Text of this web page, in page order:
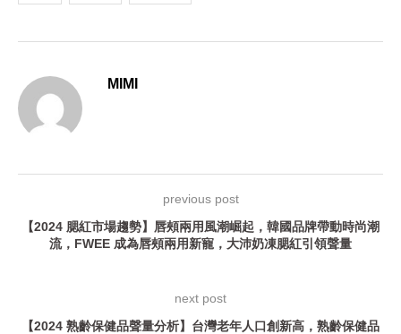
MIMI
previous post
【2024 腮紅市場趨勢】唇頰兩用風潮崛起，韓國品牌帶動時尚潮
流，FWEE 成為唇頰兩用新寵，大沛奶凍腮紅引領聲量
next post
【2024 熟齡保健品聲量分析】台灣老年人口創新高，熟齡保健品